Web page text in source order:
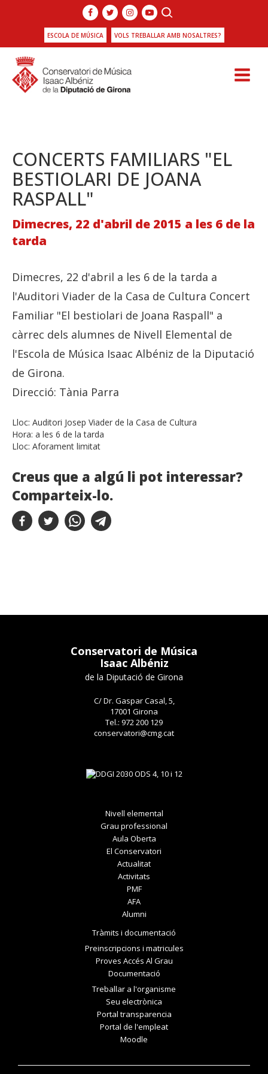
ESCOLA DE MÚSICA VOLS TREBALLAR AMB NOSALTRES?
CONCERTS FAMILIARS "EL
BESTIOLARI DE JOANA
RASPALL"
Dimecres, 22 d'abril de 2015 a les 6 de la
tarda
Dimecres, 22 d'abril a les 6 de la tarda a
l'Auditori Viader de la Casa de Cultura Concert
Familiar "El bestiolari de Joana Raspall" a
càrrec dels alumnes de Nivell Elemental de
l'Escola de Música Isaac Albéniz de la Diputació
de Girona.
Direcció: Tània Parra
Lloc: Auditori Josep Viader de la Casa de Cultura
Hora: a les 6 de la tarda
Lloc: Aforament limitat
Creus que a algú li pot interessar?
Comparteix-lo.
Conservatori de Música
Isaac Albéniz
de la Diputació de Girona
C/ Dr. Gaspar Casal, 5,
17001 Girona
Tel.: 972 200 129
conservatori@cmg.cat
Nivell elemental
Grau professional
Aula Oberta
El Conservatori
Actualitat
Activitats
PMF
AFA
Alumni
Tràmits i documentació
Preinscripcions i matricules
Proves Accés Al Grau
Documentació
Treballar a l'organisme
Seu electrònica
Portal transparencia
Portal de l'empleat
Moodle